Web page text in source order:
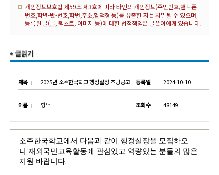
개인정보보호법 제59조 제3호에 따라 타인의 개인정보(주민번호,핸드폰
번호,학년-반-번호,학번,주소,혈액형 등)를 유출한 자는 처벌될 수 있으며,
등록된 글(글, 텍스트, 이미지 등)에 대한 법적책임은 글쓴이에게 있습니다.
제목 2025년 소주한국학교 행정실장 초빙공고 등록일 2024-10-10
이름 행** 조회수 48149
소주한국학교에서 다음과 같이 행정실장을 모집하오
니 재외국민교육활동에 관심있고 역량있는 분들의 많은
지원 바랍니다.